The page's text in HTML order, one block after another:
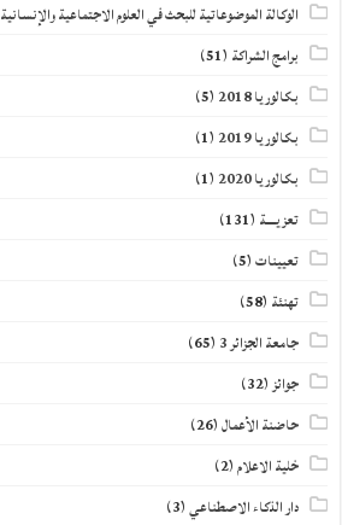
الوكالة الموضوعاتية للبحث في العلوم الاجتماعية والإنسانية
برامج الشراكة (51)
بكالوريا 2018
(5)
بكالوريا 2019
(1)
بكالوريا 2020
(1)
تعزيــــة (131)
تعيينات(5)
تهنئة (58)
جامعة الجزائر 3 (65)
جوائز(32)
حاضنة الأعمال(26)
خلية الاعلام(2)
دار الذكاء الاصطناعي(3)